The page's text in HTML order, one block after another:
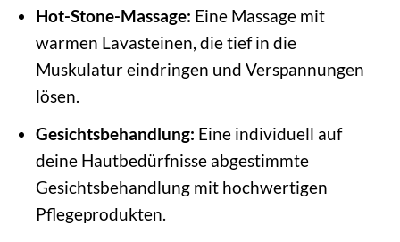
Hot-Stone-Massage: Eine Massage mit
warmen Lavasteinen, die tief in die
Muskulatur eindringen und Verspannungen
lösen.
Gesichtsbehandlung: Eine individuell auf
deine Hautbedürfnisse abgestimmte
Gesichtsbehandlung mit hochwertigen
Pflegeprodukten.